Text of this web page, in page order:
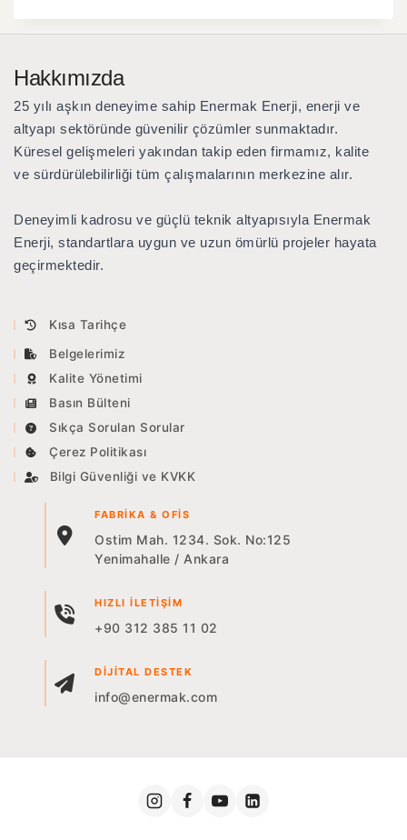
Hakkımızda
25 yılı aşkın deneyime sahip Enermak Enerji, enerji ve
altyapı sektöründe güvenilir çözümler sunmaktadır.
Küresel gelişmeleri yakından takip eden firmamız, kalite
ve sürdürülebilirliği tüm çalışmalarının merkezine alır.
Deneyimli kadrosu ve güçlü teknik altyapısıyla Enermak
Enerji, standartlara uygun ve uzun ömürlü projeler hayata
geçirmektedir.
Kısa Tarihçe
Belgelerimiz
Kalite Yönetimi
Basın Bülteni
Sıkça Sorulan Sorular
Çerez Politikası
Bilgi Güvenliği ve KVKK
FABRIKA & OFIS
Ostim Mah. 1234. Sok. No:125
Yenimahalle / Ankara
HIZLI İLETIŞIM
+90 312 385 11 02
DIJITAL DESTEK
info@enermak.com